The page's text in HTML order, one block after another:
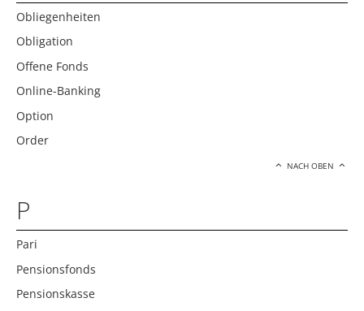
Obliegenheiten
Obligation
Offene Fonds
Online-Banking
Option
Order
NACH OBEN
P
Pari
Pensionsfonds
Pensionskasse